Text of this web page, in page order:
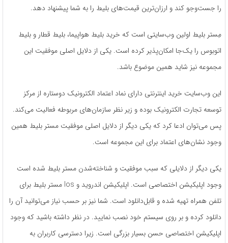
را جست‌وجو کند و ارزان‌ترین قیمت‌های بلیط را به شما پیشنهاد دهد.
مِستر بلیط اولین وب‌سایتی است که خرید بلیط هواپیما، بلیط قطار و بلیط
اتوبوس را یک‌جا امکان‌پذیر کرده است. یکی از دلایل اصلی موفقیت این
مجموعه نیز شاید همین موضوع باشد.
این وب‌سایت خرید اینترنتی دارای نماد اعتماد الکترونیک دوستاره از مرکز
توسعه تجارت الکترونیک بوده و زیر نظر سازمان‌های مربوطه فعالیت می‌کند.
پس می‌توان ادعا کرد که یکی دیگر از دلایل اصلی موفقیت مستر بلیط همین
وجود نشان‌های اعتماد برای این مجموعه است.
یکی دیگر از دلایلی که سبب موفقیت و شناخته‌شدن مستر بلیط شده است
وجود اپلیکیشن اختصاصی است. اپلیکیشن اندروید و Ios مستر بلیط برای
تلفن همراه تهیه شده و قابل‌دانلود است. شما نیز بر حسب نیاز می‌توانید آن را
دانلود کرده و بر روی سیستم خود نصب نمایید. در نظر داشته باشید که وجود
اپلیکیشن اختصاصی حسن بسیار بزرگی است. زیرا دسترسی کاربران به